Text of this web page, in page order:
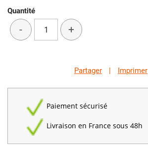
Quantité
- +
Partager | Imprimer
Paiement sécurisé
Livraison en France sous 48h